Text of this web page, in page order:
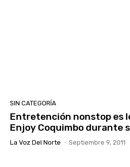
SIN CATEGORÍA
Entretención nonstop es
Enjoy Coquimbo durante
La Voz Del Norte - Septiembre 9, 2011